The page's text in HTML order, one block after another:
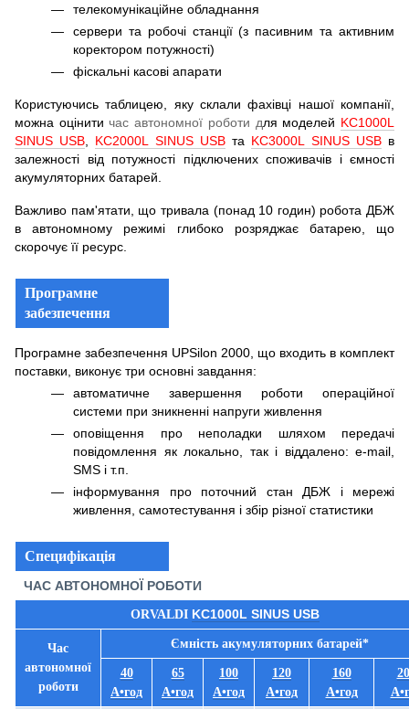
телекомунікаційне обладнання
сервери та робочі станції (з пасивним та активним
коректором потужності)
фіскальні касові апарати
Користуючись таблицею, яку склали фахівці нашої компанії,
можна оцінитичас автономної роботи для моделей KC1000L
SINUS USB
KC2000L SINUS USBта KC3000L SINUS USBв
залежності від потужності підключених споживачів і ємності
акумуляторних батарей.
Важливо пам'ятати, що тривала (понад 10 годин) робота ДБЖ
в автономному режимі глибоко розряджає батарею, що
скорочує її ресурс.
Програмне
забезпечення
Програмне забезпечення UPSilon 2000, що входить в комплект
поставки, виконує три основні завдання:
автоматичне завершення роботи операційної
системи при зникненні напруги живлення
оповіщення про неполадки шляхом передачі
повідомлення як локально, так і віддалено: e-mail,
SMS і т.п.
інформування про поточний стан ДБЖ і мережі
живлення, самотестування і збір різної статистики
Специфікація
ЧАС АВТОНОМНОЇ РОБОТИ
ORVALDI KC1000L SINUS USB
Час
автономної
роботи
Ємність акумуляторних батарей*
40
А•год
65
А•год
100
А•год
120
А•год
160
А•год